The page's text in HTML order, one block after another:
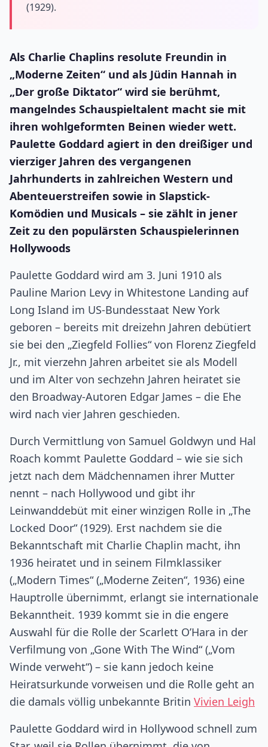
(1929).
Als Charlie Chaplins resolute Freundin in
„Moderne Zeiten“ und als Jüdin Hannah in
„Der große Diktator“ wird sie berühmt,
mangelndes Schauspieltalent macht sie mit
ihren wohlgeformten Beinen wieder wett.
Paulette Goddard agiert in den dreißiger und
vierziger Jahren des vergangenen
Jahrhunderts in zahlreichen Western und
Abenteuerstreifen sowie in Slapstick-
Komödien und Musicals – sie zählt in jener
Zeit zu den populärsten Schauspielerinnen
Hollywoods
Paulette Goddard wird am 3. Juni 1910 als
Pauline Marion Levy in Whitestone Landing auf
Long Island im US-Bundesstaat New York
geboren – bereits mit dreizehn Jahren debütiert
sie bei den „Ziegfeld Follies“ von Florenz Ziegfeld
Jr., mit vierzehn Jahren arbeitet sie als Modell
und im Alter von sechzehn Jahren heiratet sie
den Broadway-Autoren Edgar James – die Ehe
wird nach vier Jahren geschieden.
Durch Vermittlung von Samuel Goldwyn und Hal
Roach kommt Paulette Goddard – wie sie sich
jetzt nach dem Mädchennamen ihrer Mutter
nennt – nach Hollywood und gibt ihr
Leinwanddebüt mit einer winzigen Rolle in „The
Locked Door“ (1929). Erst nachdem sie die
Bekanntschaft mit Charlie Chaplin macht, ihn
1936 heiratet und in seinem Filmklassiker
(„Modern Times“ („Moderne Zeiten“, 1936) eine
Hauptrolle übernimmt, erlangt sie internationale
Bekanntheit. 1939 kommt sie in die engere
Auswahl für die Rolle der Scarlett O’Hara in der
Verfilmung von „Gone With The Wind“ („Vom
Winde verweht“) – sie kann jedoch keine
Heiratsurkunde vorweisen und die Rolle geht an
die damals völlig unbekannte Britin Vivien Leigh
Paulette Goddard wird in Hollywood schnell zum